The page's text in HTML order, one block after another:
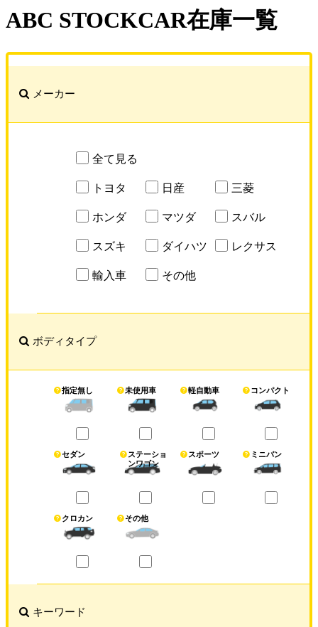
ABC STOCKCAR在庫一覧
メーカー
全て見る
トヨタ 日産 三菱
ホンダ マツダ スバル
スズキ ダイハツ レクサス
輸入車 その他
ボディタイプ
指定無し 未使用車 軽自動車 コンパクト
セダン
ステーショ
ンワゴン
スポーツ ミニバン
クロカン その他
キーワード